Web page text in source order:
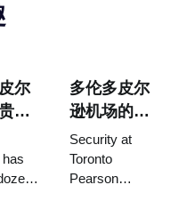
尔
宾
底
多伦多皮尔
逊机场的安
检要多久？
Security at
Toronto
Pearson